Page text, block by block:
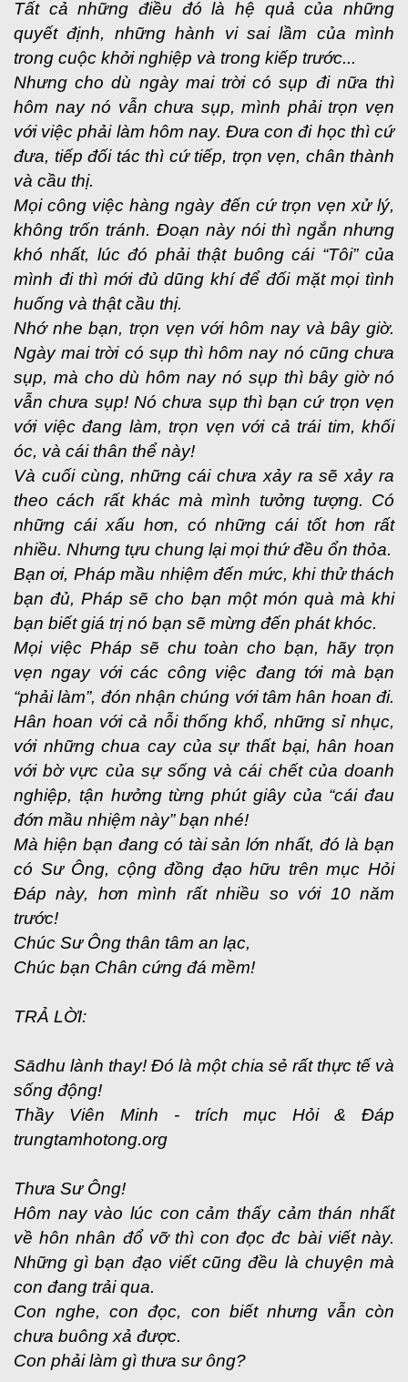
Tất cả những điều đó là hệ quả của những
quyết định, những hành vi sai lầm của mình
trong cuộc khởi nghiệp và trong kiếp trước...
Nhưng cho dù ngày mai trời có sụp đi nữa thì
hôm nay nó vẫn chưa sụp, mình phải trọn vẹn
với việc phải làm hôm nay. Đưa con đi học thì cứ
đưa, tiếp đối tác thì cứ tiếp, trọn vẹn, chân thành
và cầu thị.
Mọi công việc hàng ngày đến cứ trọn vẹn xử lý,
không trốn tránh. Đoạn này nói thì ngắn nhưng
khó nhất, lúc đó phải thật buông cái “Tôi” của
mình đi thì mới đủ dũng khí để đối mặt mọi tình
huống và thật cầu thị.
Nhớ nhe bạn, trọn vẹn với hôm nay và bây giờ.
Ngày mai trời có sụp thì hôm nay nó cũng chưa
sụp, mà cho dù hôm nay nó sụp thì bây giờ nó
vẫn chưa sụp! Nó chưa sụp thì bạn cứ trọn vẹn
với việc đang làm, trọn vẹn với cả trái tim, khối
óc, và cái thân thể này!
Và cuối cùng, những cái chưa xảy ra sẽ xảy ra
theo cách rất khác mà mình tưởng tượng. Có
những cái xấu hơn, có những cái tốt hơn rất
nhiều. Nhưng tựu chung lại mọi thứ đều ổn thỏa.
Bạn ơi, Pháp mầu nhiệm đến mức, khi thử thách
bạn đủ, Pháp sẽ cho bạn một món quà mà khi
bạn biết giá trị nó bạn sẽ mừng đến phát khóc.
Mọi việc Pháp sẽ chu toàn cho bạn, hãy trọn
vẹn ngay với các công việc đang tới mà bạn
“phải làm”, đón nhận chúng với tâm hân hoan đi.
Hân hoan với cả nỗi thống khổ, những sỉ nhục,
với những chua cay của sự thất bại, hân hoan
với bờ vực của sự sống và cái chết của doanh
nghiệp, tận hưởng từng phút giây của “cái đau
đớn mầu nhiệm này” bạn nhé!
Mà hiện bạn đang có tài sản lớn nhất, đó là bạn
có Sư Ông, cộng đồng đạo hữu trên mục Hỏi
Đáp này, hơn mình rất nhiều so với 10 năm
trước!
Chúc Sư Ông thân tâm an lạc,
Chúc bạn Chân cứng đá mềm!
TRẢ LỜI:
Sādhu lành thay! Đó là một chia sẻ rất thực tế và
sống động!
Thầy Viên Minh - trích mục Hỏi & Đáp
trungtamhotong.org
Thưa Sư Ông!
Hôm nay vào lúc con cảm thấy cảm thán nhất
về hôn nhân đổ vỡ thì con đọc đc bài viết này.
Những gì bạn đạo viết cũng đều là chuyện mà
con đang trải qua.
Con nghe, con đọc, con biết nhưng vẫn còn
chưa buông xả được.
Con phải làm gì thưa sư ông?